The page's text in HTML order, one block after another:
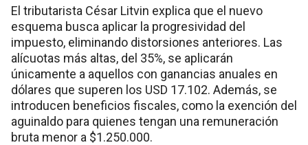
El tributarista César Litvin explica que el nuevo
esquema busca aplicar la progresividad del
impuesto, eliminando distorsiones anteriores. Las
alícuotas más altas, del 35%, se aplicarán
únicamente a aquellos con ganancias anuales en
dólares que superen los USD 17.102. Además, se
introducen beneficios fiscales, como la exención del
aguinaldo para quienes tengan una remuneración
bruta menor a $1.250.000.